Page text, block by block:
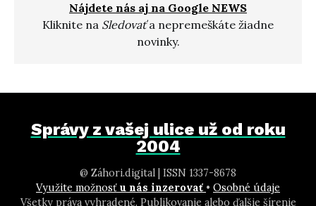
Nájdete nás aj na Google NEWS
Kliknite na Sledovaťa nepremeškáte žiadne
novinky.
Správy z vašej ulice už od roku
2004
@ Záhori.digital | ISSN 1337-8678
Využite možnosť u nás inzerovať • Osobné údaje
Všetky práva vyhradené. Publikovanie alebo ďalšie šírenie